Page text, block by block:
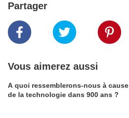
Partager
Vous aimerez aussi
A quoi ressemblerons-nous à cause
de la technologie dans 900 ans ?